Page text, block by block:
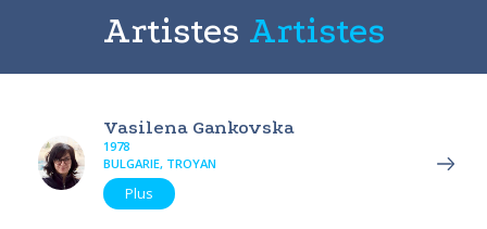
Artistes Artistes
Vasilena Gankovska
1978
BULGARIE, TROYAN
Plus